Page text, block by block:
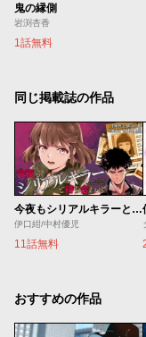
鬼の縁側
岩渕杏香
1話無料
同じ掲載誌の作品
今夜もシリアルキラーと待ち合わせ
伊口紺/中村優児
11話無料
おすすめの作品